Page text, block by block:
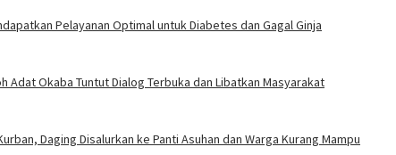
Pelayanan Optimal untuk Diabetes dan Gagal Ginja
Adat Okaba Tuntut Dialog Terbuka dan Libatkan Masyarakat
Daging Disalurkan ke Panti Asuhan dan Warga Kurang Mampu